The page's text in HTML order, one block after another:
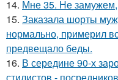
14. Мне 35. Не замужем,
15. Заказала шорты
нормально, примерил
предвещало беды.
16. В середине 90-х